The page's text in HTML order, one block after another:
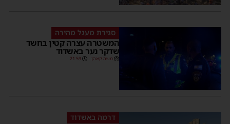
סגירת מעגל מהירה
המשטרה עצרה קטין בחשד
שדקר נער באשדוד
משה קאהן 21:59
דרמה באשדוד